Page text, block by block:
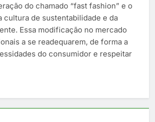
do chamado “fast fashion” e o
cultura de sustentabilidade e da
Essa modificação no mercado
a se readequarem, de forma a
do consumidor e respeitar